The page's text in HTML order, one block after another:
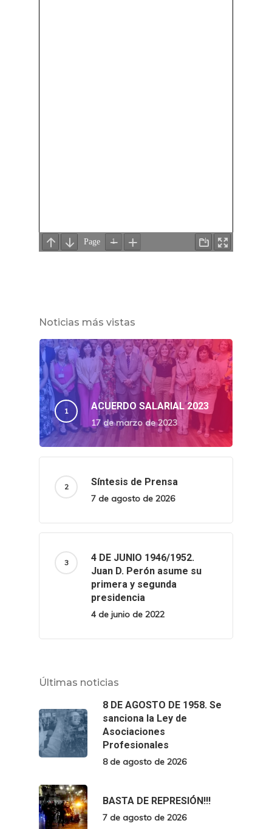
Noticias más vistas
ACUERDO SALARIAL 2023
17 de marzo de 2023
Síntesis de Prensa
7 de agosto de 2026
4 DE JUNIO 1946/1952.
Juan D. Perón asume su
primera y segunda
presidencia
4 de junio de 2022
Últimas noticias
8 DE AGOSTO DE 1958. Se
sanciona la Ley de
Asociaciones
Profesionales
8 de agosto de 2026
BASTA DE REPRESIÓN!!!
7 de agosto de 2026